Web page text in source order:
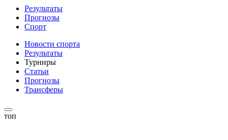
Результаты
Прогнозы
Спорт
Новости спорта
Результаты
Турниры
Статьи
Прогнозы
Трансферы
топ